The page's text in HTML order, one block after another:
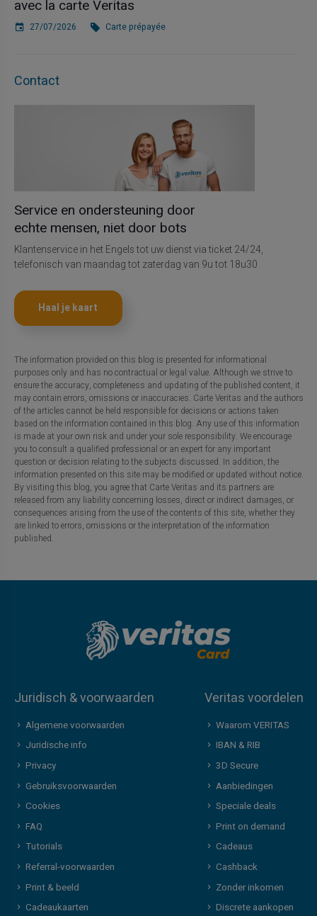
avec la carte Veritas
27/07/2026 Carte prépayée
Contact
Service en ondersteuning door
echte mensen, niet door bots
Klantenservice in het Engels tot uw dienst via ticket 24/24,
telefonisch van maandag tot zaterdag van 9u tot 18u30
Haal je kaart
The information provided on this blog is presented for informational
purposes only and has no contractual or legal value. Although we strive to
ensure the accuracy, completeness and updating of the published content, it
may contain errors, omissions or inaccuracies. Carte Veritas and the authors
of the articles cannot be held responsible for decisions or actions taken
based on the information contained in this blog. Any use of this information
is made at your own risk and under your sole responsibility. We encourage
you to consult a qualified professional or an expert for any important
question or decision relating to the subjects discussed. In addition, the
information presented on this site may be modified or updated without notice.
By visiting this blog, you agree that Carte Veritas and its partners are
released from any liability concerning losses, direct or indirect damages, or
consequences arising from the use of the contents of this site, whether they
are linked to errors, omissions or the interpretation of the information
published.
Juridisch & voorwaarden
Algemene voorwaarden
Juridische info
Privacy
Gebruiksvoorwaarden
Cookies
FAQ
Tutorials
Referral-voorwaarden
Print & beeld
Cadeaukaarten
Veritas voordelen
Waarom VERITAS
IBAN & RIB
3D Secure
Aanbiedingen
Speciale deals
Print on demand
Cadeaus
Cashback
Zonder inkomen
Discrete aankopen